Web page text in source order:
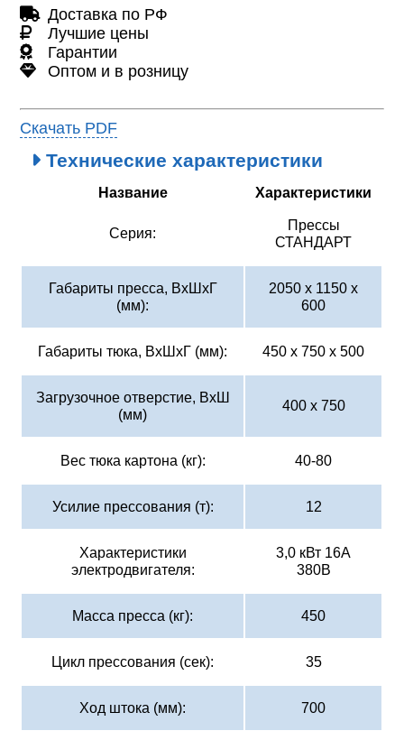
Доставка по РФ
Лучшие цены
Гарантии
Оптом и в розницу
Скачать PDF
Технические характеристики
Название Характеристики
Серия:
Прессы
СТАНДАРТ
Габариты пресса, ВхШхГ
(мм):
2050 х 1150 х
600
Габариты тюка, ВхШхГ (мм): 450 х 750 х 500
Загрузочное отверстие, ВхШ
(мм)
400 х 750
Вес тюка картона (кг): 40-80
Усилие прессования (т): 12
Характеристики
электродвигателя:
3,0 кВт 16А
380В
Масса пресса (кг): 450
Цикл прессования (сек): 35
Ход штока (мм): 700